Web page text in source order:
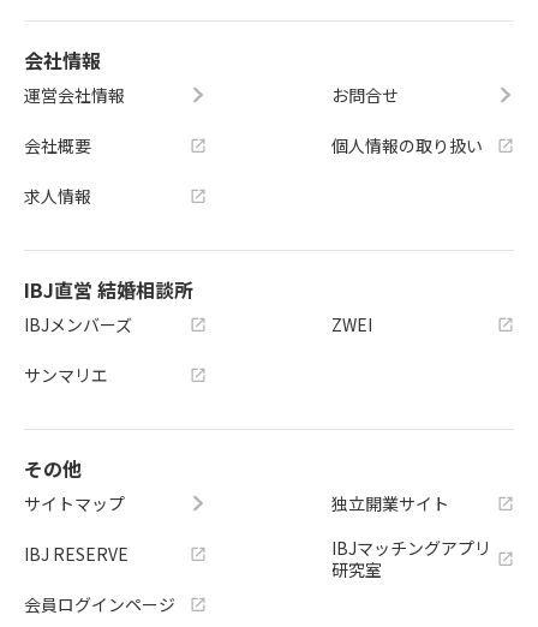
会社情報
運営会社情報
会社概要
求人情報
お問合せ
個人情報の取り扱い
IBJ直営 結婚相談所
IBJメンバーズ
サンマリエ
ZWEI
その他
サイトマップ
IBJ RESERVE
会員ログインページ
独立開業サイト
IBJマッチングアプリ
研究室